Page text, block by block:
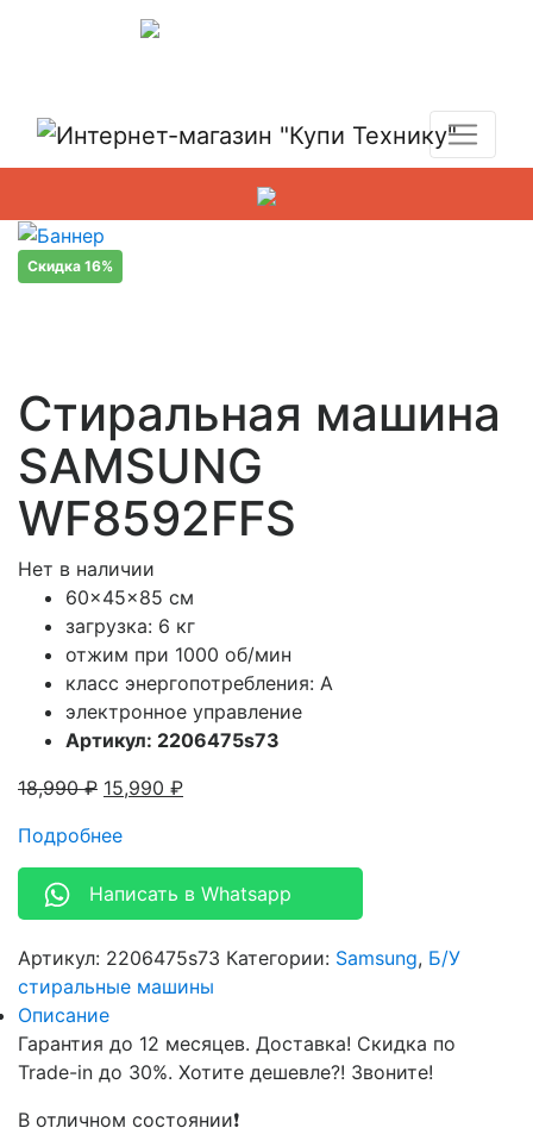
Скидка 16%
Стиральная машина
SAMSUNG
WF8592FFS
Нет в наличии
60x45x85 см
загрузка: 6 кг
отжим при 1000 об/мин
класс энергопотребления: A
электронное управление
Артикул: 2206475s73
18,990₽ 15,990 ₽
Подробнее
Написать в Whatsapp
Артикул: 2206475s73 Категории: Samsung, Б/У
стиральные машины
Описание
Гарантия до 12 месяцев. Доставка! Скидка по
Trade-in до 30%. Хотите дешевле?! Звоните!
В отличном состоянии❗